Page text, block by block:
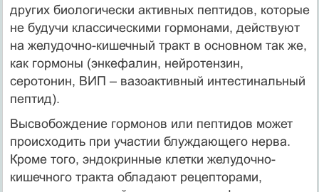
других биологически активных пептидов, которые
не будучи классическими гормонами, действуют
на желудочно-кишечный тракт в основном так же,
как гормоны (энкефалин, нейротензин,
серотонин, ВИП – вазоактивный интестинальный
пептид).
Высвобождение гормонов или пептидов может
происходить при участии блуждающего нерва.
Кроме того, эндокринные клетки желудочно-
кишечного тракта обладают рецепторами,